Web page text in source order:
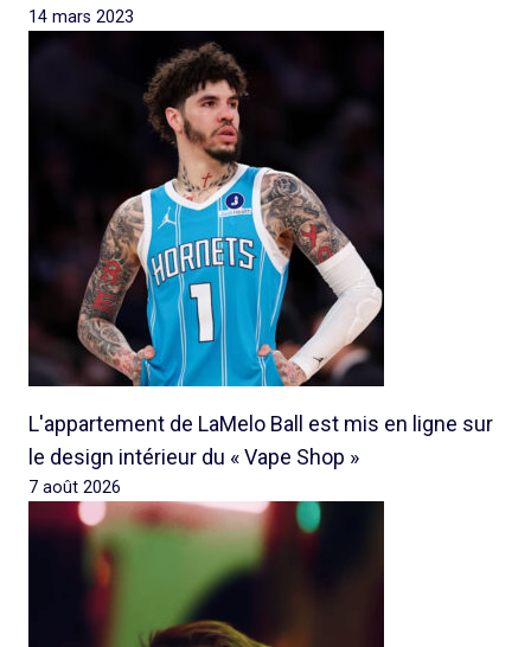
14 mars 2023
L'appartement de LaMelo Ball est mis en ligne sur
le design intérieur du « Vape Shop »
7 août 2026